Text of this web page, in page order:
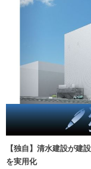
【独自】清水建設が建
を実用化